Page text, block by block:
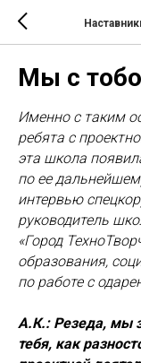
Мы с
Именно с таким
ребята с
эта школа
по ее
интервью
руководитель
«Город
образования,
по работе с
А.К.: Резеда, мы
тебя, как